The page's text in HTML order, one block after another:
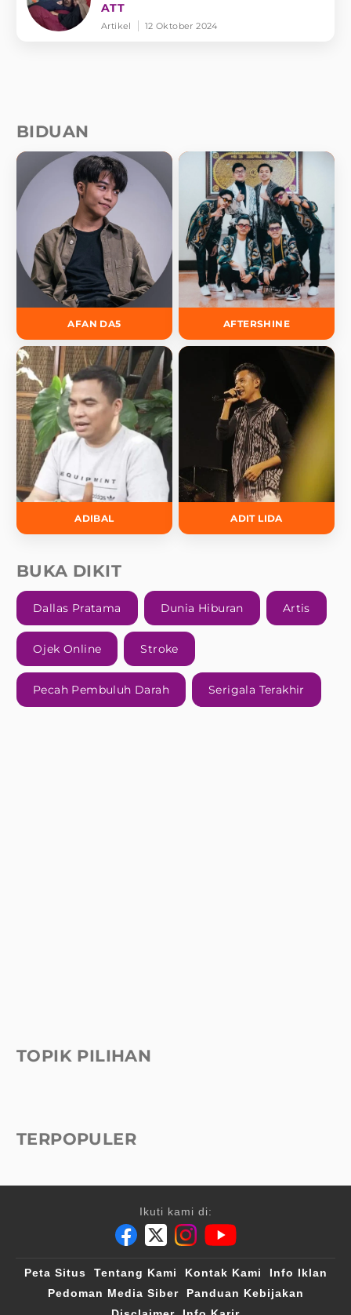
ATT
Artikel 12 Oktober 2024
BIDUAN
AFAN DA5 AFTERSHINE
ADIBAL ADIT LIDA
BUKA DIKIT
Dallas Pratama Dunia Hiburan Artis
Ojek Online Stroke
Pecah Pembuluh Darah Serigala Terakhir
TOPIK PILIHAN
TERPOPULER
Ikuti kami di:
Peta Situs Tentang Kami Kontak Kami
Info Iklan
Pedoman Media Siber
Panduan Kebijakan